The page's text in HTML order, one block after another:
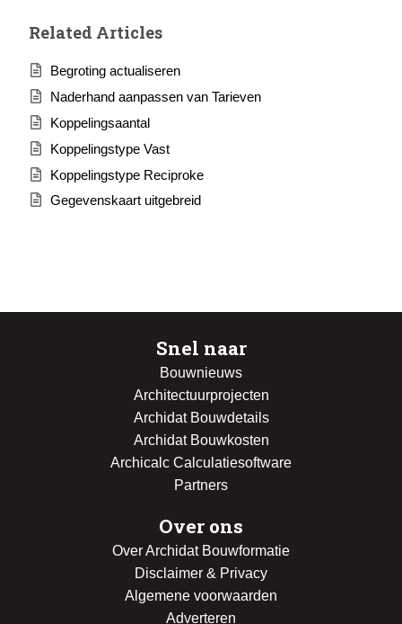
Related Articles
Begroting actualiseren
Naderhand aanpassen van Tarieven
Koppelingsaantal
Koppelingstype Vast
Koppelingstype Reciproke
Gegevenskaart uitgebreid
Snel naar
Bouwnieuws
Architectuurprojecten
Archidat Bouwdetails
Archidat Bouwkosten
Archicalc Calculatiesoftware
Partners
Over ons
Over Archidat Bouwformatie
Disclaimer & Privacy
Algemene voorwaarden
Adverteren